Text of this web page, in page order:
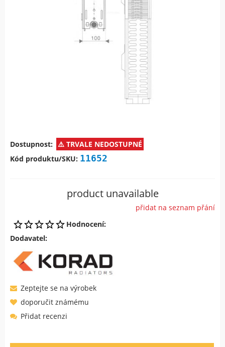
Dostupnost:
TRVALE NEDOSTUPNÉ
Kód produktu/SKU: 11652
product unavailable
přidat na seznam přání
Hodnocení:
Dodavatel:
Zeptejte se na výrobek
doporučit známému
Přidat recenzi